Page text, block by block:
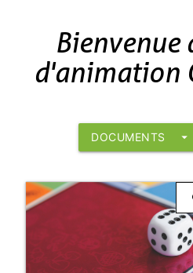
Bienvenue
d'animation
arrow_drop_down
DOCUMENTS